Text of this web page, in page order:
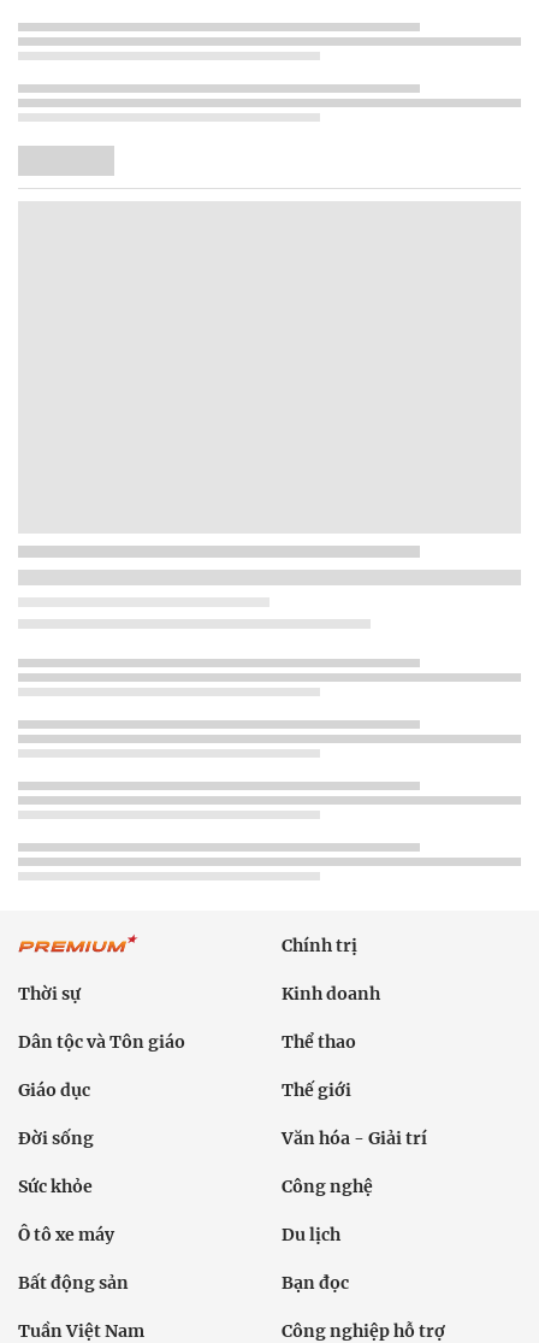
Chính trị
Thời sự Kinh doanh
Dân tộc và Tôn giáo Thể thao
Giáo dục Thế giới
Đời sống Văn hóa - Giải trí
Sức khỏe Công nghệ
Ô tô xe máy Du lịch
Bất động sản Bạn đọc
Tuần Việt Nam Công nghiệp hỗ trợ